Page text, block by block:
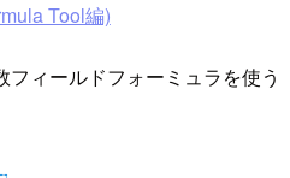
Tool編)
ィールドフォーミュラを使う